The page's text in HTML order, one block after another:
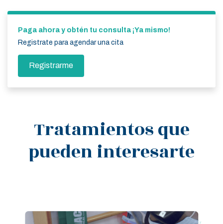
Paga ahora y obtén tu consulta ¡Ya mismo!
Registrate para agendar una cita
Registrarme
Tratamientos que
pueden interesarte